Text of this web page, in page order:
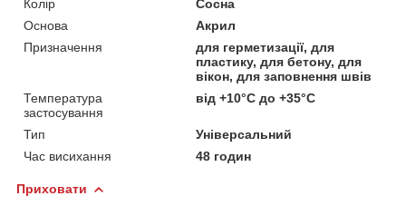
Колір
Сосна
Основа
Акрил
Призначення
для герметизації, для
пластику, для бетону, для
вікон, для заповнення швів
Температура
застосування
від +10°C до +35°C
Тип
Універсальний
Час висихання
48 годин
Приховати